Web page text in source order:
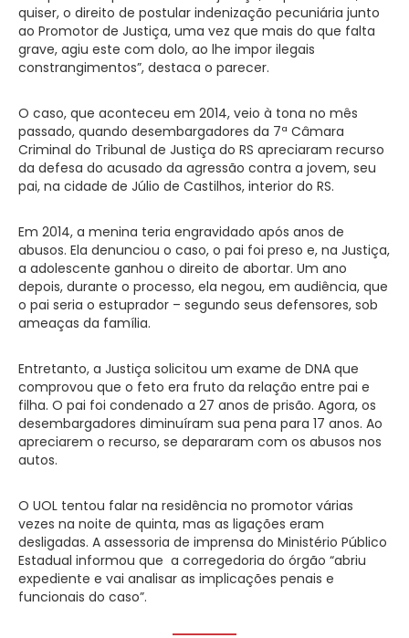
quiser, o direito de postular indenização pecuniária junto
ao Promotor de Justiça, uma vez que mais do que falta
grave, agiu este com dolo, ao lhe impor ilegais
constrangimentos”, destaca o parecer.
O caso, que aconteceu em 2014, veio à tona no mês
passado, quando desembargadores da 7ª Câmara
Criminal do Tribunal de Justiça do RS apreciaram recurso
da defesa do acusado da agressão contra a jovem, seu
pai, na cidade de Júlio de Castilhos, interior do RS.
Em 2014, a menina teria engravidado após anos de
abusos. Ela denunciou o caso, o pai foi preso e, na Justiça,
a adolescente ganhou o direito de abortar. Um ano
depois, durante o processo, ela negou, em audiência, que
o pai seria o estuprador – segundo seus defensores, sob
ameaças da família.
Entretanto, a Justiça solicitou um exame de DNA que
comprovou que o feto era fruto da relação entre pai e
filha. O pai foi condenado a 27 anos de prisão. Agora, os
desembargadores diminuíram sua pena para 17 anos. Ao
apreciarem o recurso, se depararam com os abusos nos
autos.
O UOL tentou falar na residência no promotor várias
vezes na noite de quinta, mas as ligações eram
desligadas. A assessoria de imprensa do Ministério Público
Estadual informou que a corregedoria do órgão “abriu
expediente e vai analisar as implicações penais e
funcionais do caso”.